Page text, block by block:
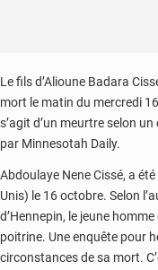
Le fils d’Alioune Badara
mort le matin du mercredi
s’agit d’un meurtre selon
par Minnesotah Daily.
Abdoulaye Nene Cissé, a
Unis) le 16 octobre. Selon
d’Hennepin, le jeune
poitrine. Une enquête pour
circonstances de sa mort.